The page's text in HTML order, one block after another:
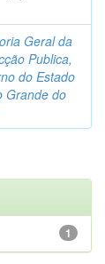
Geral da
Publica,
do Estado
Grande do
1